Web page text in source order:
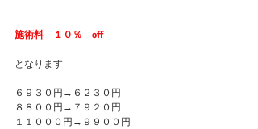
施術料　１０％　off
となります
６９３０円→６２３０円
８８００円→７９２０円
１１０００円→９９００円